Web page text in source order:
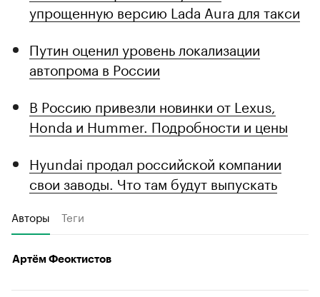
упрощенную версию Lada Aura для такси
Путин оценил уровень локализации
автопрома в России
В Россию привезли новинки от Lexus,
Honda и Hummer. Подробности и цены
Hyundai продал российской компании
свои заводы. Что там будут выпускать
Авторы Теги
Артём Феоктистов